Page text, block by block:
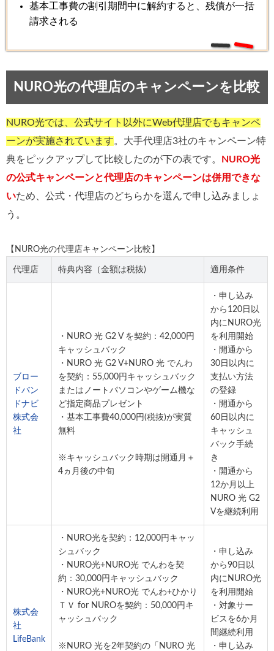
基本工事費の割引期間中に解約すると、残債が一括
請求される
NURO光の代理店のキャンペーンを比較
NURO光では、公式サイト以外にWeb代理店でもキャンペ
ーンが実施されています。大手代理店3社のキャンペーン特
典をピックアップして比較したのが下の表です。
NURO光
の公式キャンペーンと代理店のキャンペーンは併用できな
いため、公式・代理店のどちらかを選んで申し込みましょ
う。
【NURO光の代理店キャンペーン比較】
代理店 特典内容（金額は税抜) 適用条件
ブロー
ドバン
ドナビ
株式会
社
・NURO 光 G2 V を契約：42,000円
キャッシュバック
・NURO 光 G2 V+NURO 光 でんわ
を契約：55,000円キャッシュバック
またはノートパソコンやゲーム機な
ど指定商品プレゼント
・基本工事費40,000円(税抜)が実質
無料
※キャッシュバック時期は開通月＋
4ヵ月後の中旬
・申し込み
から120日以
内にNURO光
を利用開始
・開通から
30日以内に
支払い方法
の登録
・開通から
60日以内に
キャッシュ
バック手続
き
・開通から
12か月以上
NURO 光 G2
Vを継続利用
株式会
社
LifeBank
・NURO光を契約：12,000円キャッ
シュバック
・NURO光+NURO光 でんわを契
約：30,000円キャッシュバック
・NURO光+NURO光 でんわ+ひかり
ＴＶ for NUROを契約：50,000円キ
ャッシュバック
※NURO 光を2年契約の「NURO 光
・申し込み
から90日以
内にNURO光
を利用開始
・対象サー
ビスを6か月
間継続利用
・申し込み